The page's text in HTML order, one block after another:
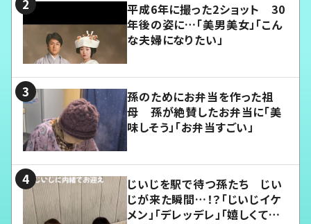
平成6年に撮った2ショット 30
年後の姿に…「美男美女」「こん
な夫婦になりたい」
孫のためにお弁当を作った祖
母 孫が絶賛したお弁当に「美
味しそう」「お弁当すごい」
じいじを駅で待つ孫たち じい
じが来た瞬間…！？「じいじイケ
メン」「デレッデレ」「嬉しくて可